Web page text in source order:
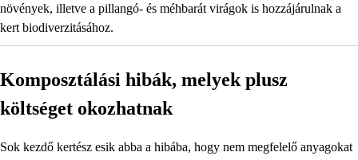
növények, illetve a pillangó- és méhbarát virágok is hozzájárulnak a
kert biodiverzitásához.
Komposztálási hibák, melyek plusz
költséget okozhatnak
Sok kezdő kertész esik abba a hibába, hogy nem megfelelő anyagokat